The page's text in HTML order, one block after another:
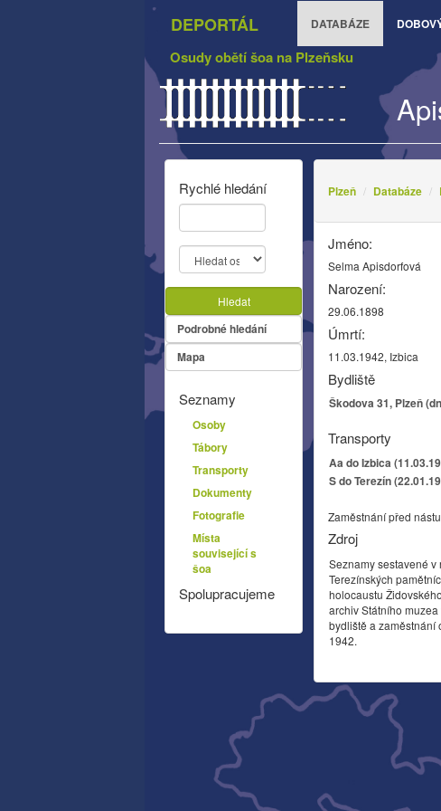
DEPORTÁL DATABÁZE
Osudy obětí šoa na Plzeňsku
Plzeň Databáze
Jméno:
Selma Apisdorfová
Narození:
29.06.1898
Úmrtí:
11.03.1942, Izbica
Bydliště
Škodova 31, Plzeň
Transporty
Aa do Izbica
S do Terezín
Zaměstnání před
Zdroj
Seznamy sestavené
Terezínských
holocaustu
archiv Státního
bydliště a zaměstnání
1942.
Rychlé hledání
Hledat
Podrobné hledání
Mapa
Seznamy
Osoby
Tábory
Transporty
Dokumenty
Fotografie
Místa
související s
šoa
Spolupracujeme